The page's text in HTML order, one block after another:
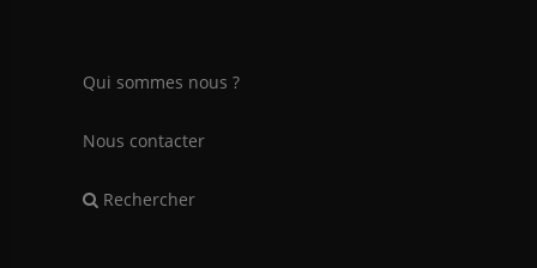
Qui sommes nous ?
Nous contacter
Rechercher